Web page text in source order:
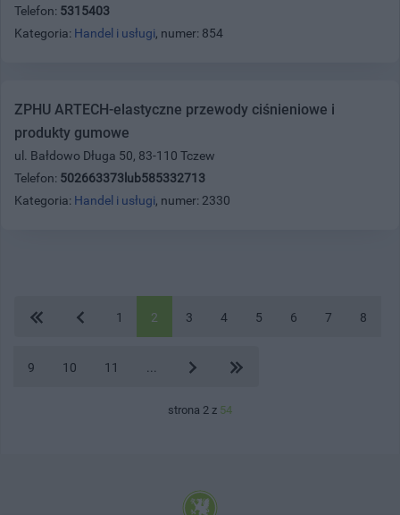
Telefon: 5315403
Kategoria: Handel i usługi, numer: 854
ZPHU ARTECH-elastyczne przewody ciśnieniowe i
produkty gumowe
ul. Bałdowo Długa 50, 83-110 Tczew
Telefon: 502663373lub585332713
Kategoria: Handel i usługi, numer: 2330
1 2 3 4 5 6 7 8
9 10 11
strona 2 z 54